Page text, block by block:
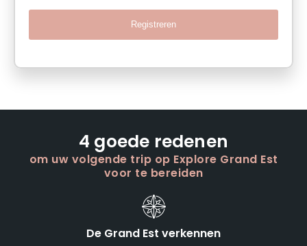
Registreren
4 goede redenen
om uw volgende trip op Explore Grand Est
voor te bereiden
De Grand Est verkennen